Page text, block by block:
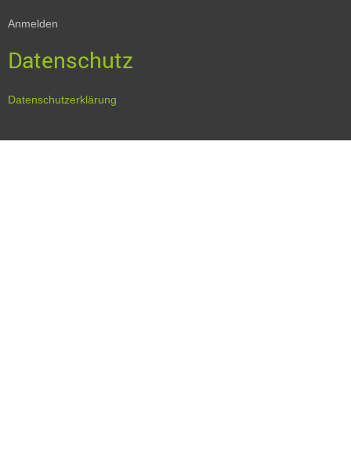
Anmelden
Datenschutz
Datenschutzerklärung